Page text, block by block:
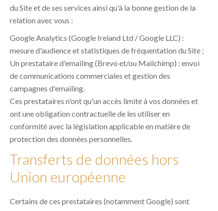
du Site et de ses services ainsi qu'à la bonne gestion de la
relation avec vous :
Google Analytics (Google Ireland Ltd / Google LLC) :
mesure d'audience et statistiques de fréquentation du Site ;
Un prestataire d'emailing (Brevo et/ou Mailchimp) : envoi
de communications commerciales et gestion des
campagnes d'emailing.
Ces prestataires n'ont qu'un accès limité à vos données et
ont une obligation contractuelle de les utiliser en
conformité avec la législation applicable en matière de
protection des données personnelles.
Transferts de données hors
Union européenne
Certains de ces prestataires (notamment Google) sont